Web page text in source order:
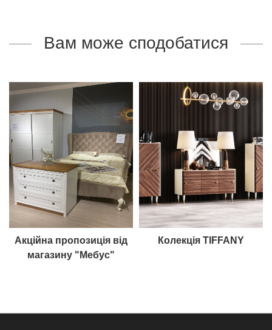
Вам може сподобатися
Акційна пропозиція від
магазину "Мебус"
Колекція TIFFANY